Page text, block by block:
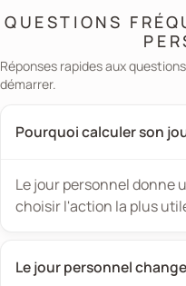
QUESTIONS
Réponses rapides aux
démarrer.
Pourquoi calculer son
Le jour personnel donne
choisir l'action la plus
Le jour personnel